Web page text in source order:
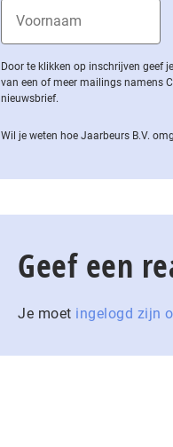
Door te klikken op inschrijven geef
van een of meer mailings namens
nieuwsbrief.
Wil je weten hoe Jaarbeurs B.V.
Geef een
Je moet ingelogd zijn